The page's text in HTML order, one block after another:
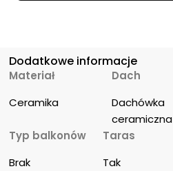
Dodatkowe informacje
Materiał
Ceramika
Dach
Dachówka
ceramiczna
Typ balkonów
Brak
Taras
Tak